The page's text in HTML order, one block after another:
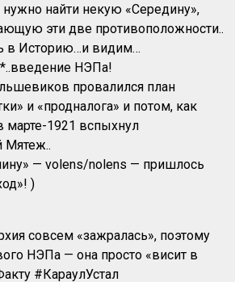
нужно найти некую «Середину»,
эти две противоположности..
в Историю…и видим…
НЭПа!
провалился план
и «продналога» и потом, как
марте-1921 вспыхнул
Мятеж..
— volens/nolens — пришлось
)
совсем «зажралась», поэтому
НЭПа — она просто «висит в
#КараулУстал